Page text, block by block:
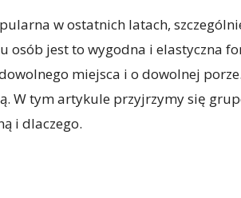
w ostatnich latach,
osób jest to wygodna i elastyczna
miejsca i o dowolnej
W tym artykule przyjrzymy się
i dlaczego.